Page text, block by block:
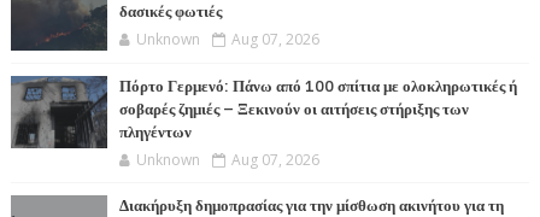
δασικές φωτιές
Unknown Aug 07, 2026
Πόρτο Γερμενό: Πάνω από 100 σπίτια με ολοκληρωτικές ή
σοβαρές ζημιές – Ξεκινούν οι αιτήσεις στήριξης των
πληγέντων
Unknown Aug 07, 2026
Διακήρυξη δημοπρασίας για την μίσθωση ακινήτου για τη